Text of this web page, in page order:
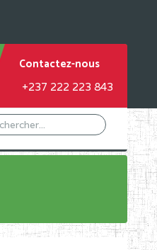
Contactez-nous
+237 222 223 843